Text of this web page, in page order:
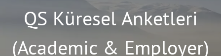
QS Küresel Anketleri
(Academic & Employer)